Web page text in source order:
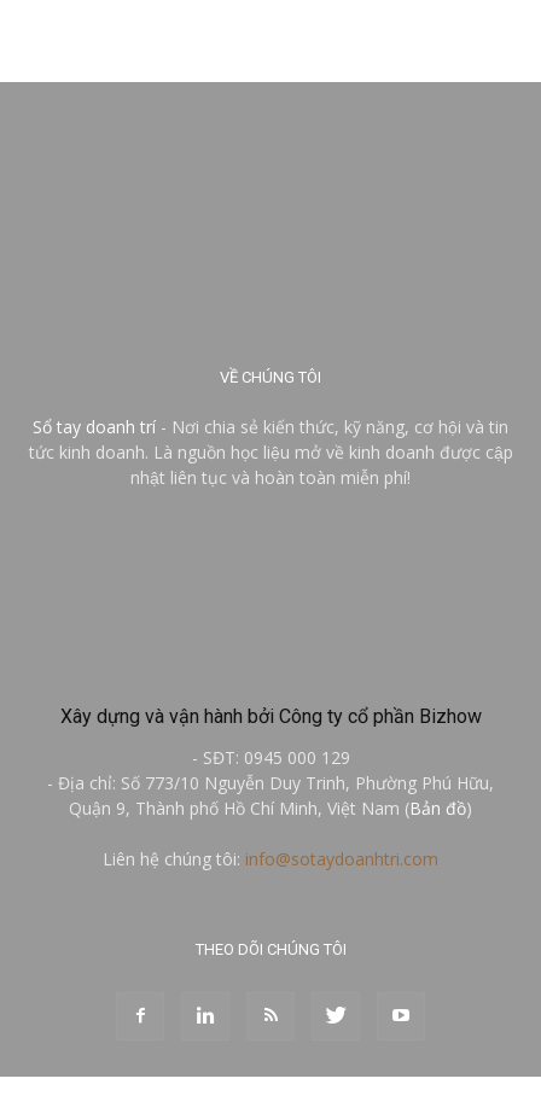
VỀ CHÚNG TÔI
Sổ tay doanh trí - Nơi chia sẻ kiến thức, kỹ năng, cơ hội và tin
tức kinh doanh. Là nguồn học liệu mở về kinh doanh được cập
nhật liên tục và hoàn toàn miễn phí!
Xây dựng và vận hành bởi Công ty cổ phần Bizhow
- SĐT: 0945 000 129
- Địa chỉ: Số 773/10 Nguyễn Duy Trinh, Phường Phú Hữu,
Quận 9, Thành phố Hồ Chí Minh, Việt Nam (Bản đồ)
Liên hệ chúng tôi: info@sotaydoanhtri.com
THEO DÕI CHÚNG TÔI